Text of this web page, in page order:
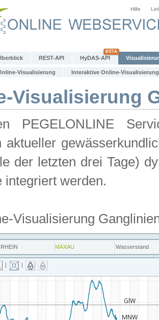
Hilfe
REST-API HyDAS-API
Visualisierung Interaktive Online-Visualisierung
Visualisierung
PEGELONLINE
aktueller
der letzten drei Tage)
integriert werden.
Visualisierung